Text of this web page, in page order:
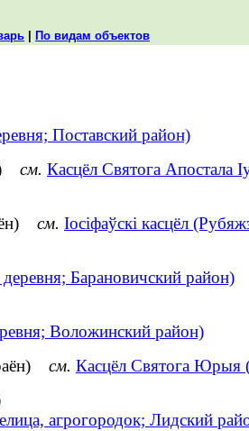
По видам объектов
Поставский район)
см. Касцёл Святога Апостала
см. Іосіфаўскі касцёл
Барановичский район)
Воложинский район)
см. Касцёл Святога Юрыя
агрогородок; Лидский